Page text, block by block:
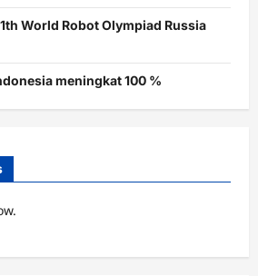
World Robot Olympiad Russia
meningkat 100 %